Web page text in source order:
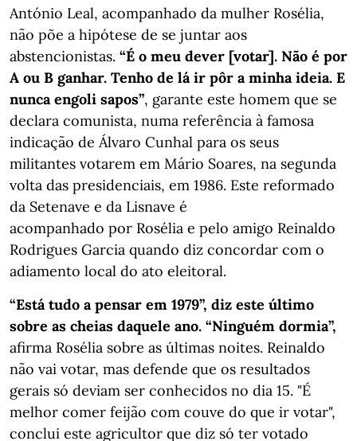
António Leal, acompanhado da mulher Rosélia,
não põe a hipótese de se juntar aos
abstencionistas. “É o meu dever [votar]. Não é por
A ou B ganhar. Tenho de lá ir pôr a minha ideia. E
nunca engoli sapos”, garante este homem que se
declara comunista, numa referência à famosa
indicação de Álvaro Cunhal para os seus
militantes votarem em Mário Soares, na segunda
volta das presidenciais, em 1986. Este reformado
da Setenave e da Lisnave é
acompanhado por Rosélia e pelo amigo Reinaldo
Rodrigues Garcia quando diz concordar com o
adiamento local do ato eleitoral.
“Está tudo a pensar em 1979”, diz este último
sobre as cheias daquele ano. “Ninguém dormia”,
afirma Rosélia sobre as últimas noites. Reinaldo
não vai votar, mas defende que os resultados
gerais só deviam ser conhecidos no dia 15. "É
melhor comer feijão com couve do que ir votar",
conclui este agricultor que diz só ter votado